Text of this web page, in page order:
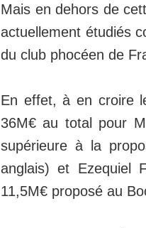
Mais en dehors de
actuellement étudiés
du club phocéen de
En effet, à en croire
36M€ au total pour
supérieure à la
anglais) et Ezequiel
11,5M€ proposé au